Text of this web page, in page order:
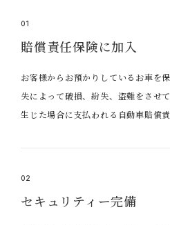
01
賠償責任保険に加入
お客様からお預かりしているお車を
失によって破損、紛失、盗難をさせ
生じた場合に支払われる自動車賠償
02
セキュリティー完備